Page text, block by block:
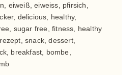
eiweiß, eiweiss, pfirsich,
delicious, healthy,
sugar free, fitness, healthy
snack, dessert,
breakfast, bombe,